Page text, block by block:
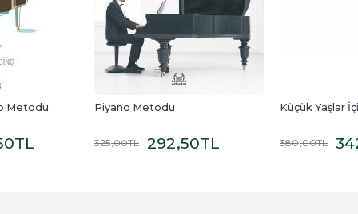
Metodu
TL
Piyano Metodu
325,00TL 292,50TL
Küçük Yaşlar
380,00TL